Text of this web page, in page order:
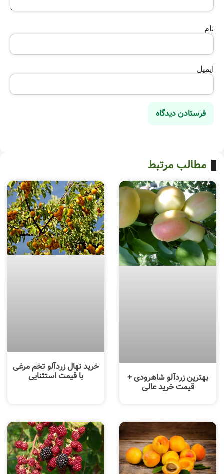
نام
ایمیل
مطالب مرتبط
بهترین زردآلو شاهرودی +
قیمت خرید عالی
خرید نهال زردآلو تخم مرغی
با قیمت استثنایی